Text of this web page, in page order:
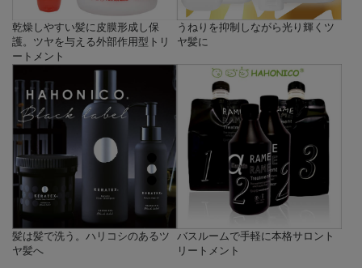
乾燥しやすい髪に皮膜形成し保
護。ツヤを与える外部作用型トリ
ートメント
うねりを抑制しながら光り輝くツ
ヤ髪に
髪は髪で洗う。ハリコシのあるツ
ヤ髪へ
バスルームで手軽に本格サロント
リートメント